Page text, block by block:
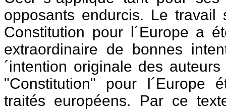
opposants endurcis. Le
Constitution pour l´Europe a
extraordinaire de bonnes
´intention originale des
"Constitution" pour l´Europe
traités européens. Par ce